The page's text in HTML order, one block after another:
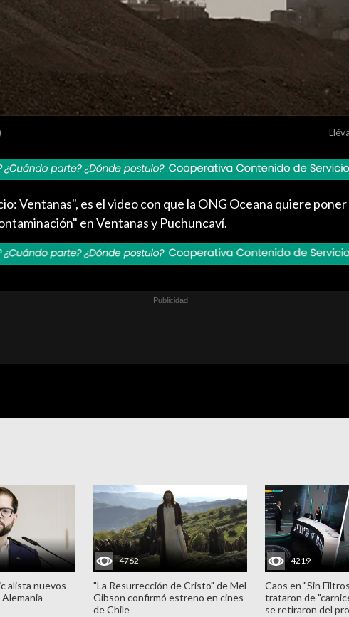
Ventanas", es el video con que la ONG Oceana quiere
en Ventanas y Puchuncaví.
alista nuevos
4762
"La Resurrección de Cristo" de Mel
Gibson confirmó estreno en cines
de Chile
4219
Caos en "Sin
trataron de
se retiraron del